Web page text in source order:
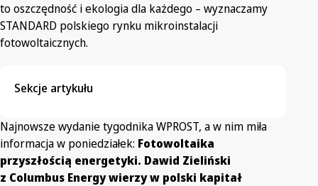
to oszczędność i ekologia dla każdego – wyznaczamy
STANDARD polskiego rynku mikroinstalacji
fotowoltaicznych.
Sekcje artykułu
Najnowsze wydanie tygodnika WPROST, a w nim miła
informacja w poniedziałek: Fotowoltaika
przyszłością energetyki. Dawid Zieliński
z Columbus Energy wierzy w polski kapitał